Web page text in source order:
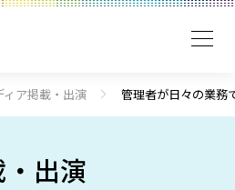
ィア掲載・出演 管理者が日々の業務
出演